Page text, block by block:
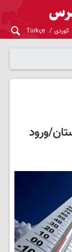
کوردی Türkçe
ورود